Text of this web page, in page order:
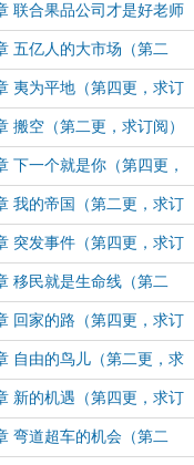
联合果品公司才是好老师
，求订阅）
五亿人的大市场（第二
阅）
夷为平地（第四更，求订
搬空（第二更，求订阅）
下一个就是你（第四更，
我的帝国（第二更，求订
突发事件（第四更，求订
移民就是生命线（第二
阅）
回家的路（第四更，求订
自由的鸟儿（第二更，求
新的机遇（第四更，求订
弯道超车的机会（第二